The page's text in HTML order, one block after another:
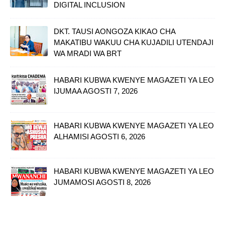
DIGITAL INCLUSION
DKT. TAUSI AONGOZA KIKAO CHA
MAKATIBU WAKUU CHA KUJADILI UTENDAJI
WA MRADI WA BRT
HABARI KUBWA KWENYE MAGAZETI YA LEO
IJUMAA AGOSTI 7, 2026
HABARI KUBWA KWENYE MAGAZETI YA LEO
ALHAMISI AGOSTI 6, 2026
HABARI KUBWA KWENYE MAGAZETI YA LEO
JUMAMOSI AGOSTI 8, 2026